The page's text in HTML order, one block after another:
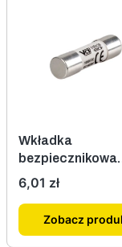
Wkładka
bezpiecznikowa
10x38 gPV 20A
Cena
6,01 zł
Zobacz